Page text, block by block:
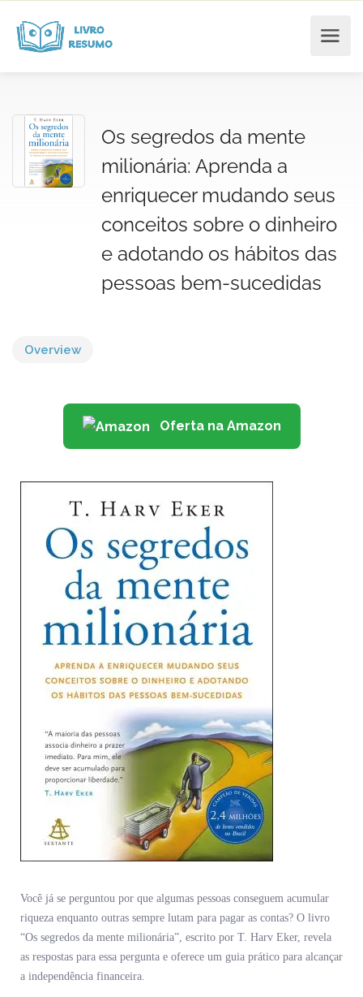
Os segredos da mente
milionária: Aprenda a
enriquecer mudando seus
conceitos sobre o dinheiro
e adotando os hábitos das
pessoas bem-sucedidas
Overview
Oferta na Amazon
Você já se perguntou por que algumas pessoas conseguem acumular
riqueza enquanto outras sempre lutam para pagar as contas? O livro
“Os segredos da mente milionária”, escrito por T. Harv Eker, revela
as respostas para essa pergunta e oferece um guia prático para alcançar
a independência financeira.